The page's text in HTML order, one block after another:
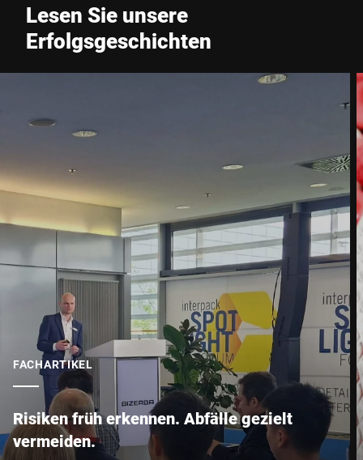
Lesen Sie unsere
Erfolgsgeschichten
FACHARTIKEL
Risiken früh erkennen. Abfälle gezielt
vermeiden.